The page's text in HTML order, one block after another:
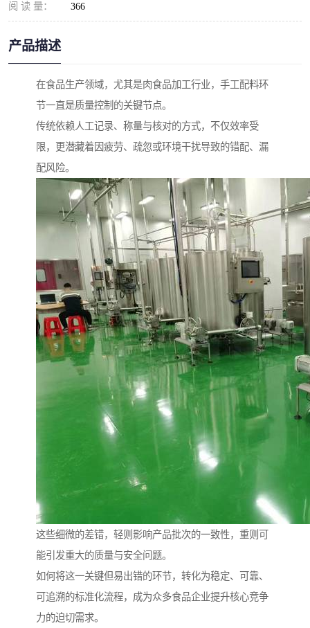
阅 读 量： 366
产品描述
在食品生产领域，尤其是肉食品加工行业，手工配料环
节一直是质量控制的关键节点。
传统依赖人工记录、称量与核对的方式，不仅效率受
限，更潜藏着因疲劳、疏忽或环境干扰导致的错配、漏
配风险。
这些细微的差错，轻则影响产品批次的一致性，重则可
能引发重大的质量与安全问题。
如何将这一关键但易出错的环节，转化为稳定、可靠、
可追溯的标准化流程，成为众多食品企业提升核心竞争
力的迫切需求。